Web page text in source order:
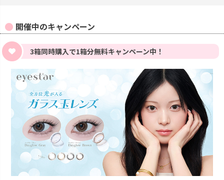
開催中のキャンペーン
3箱同時購入で1箱分無料キャンペーン中！